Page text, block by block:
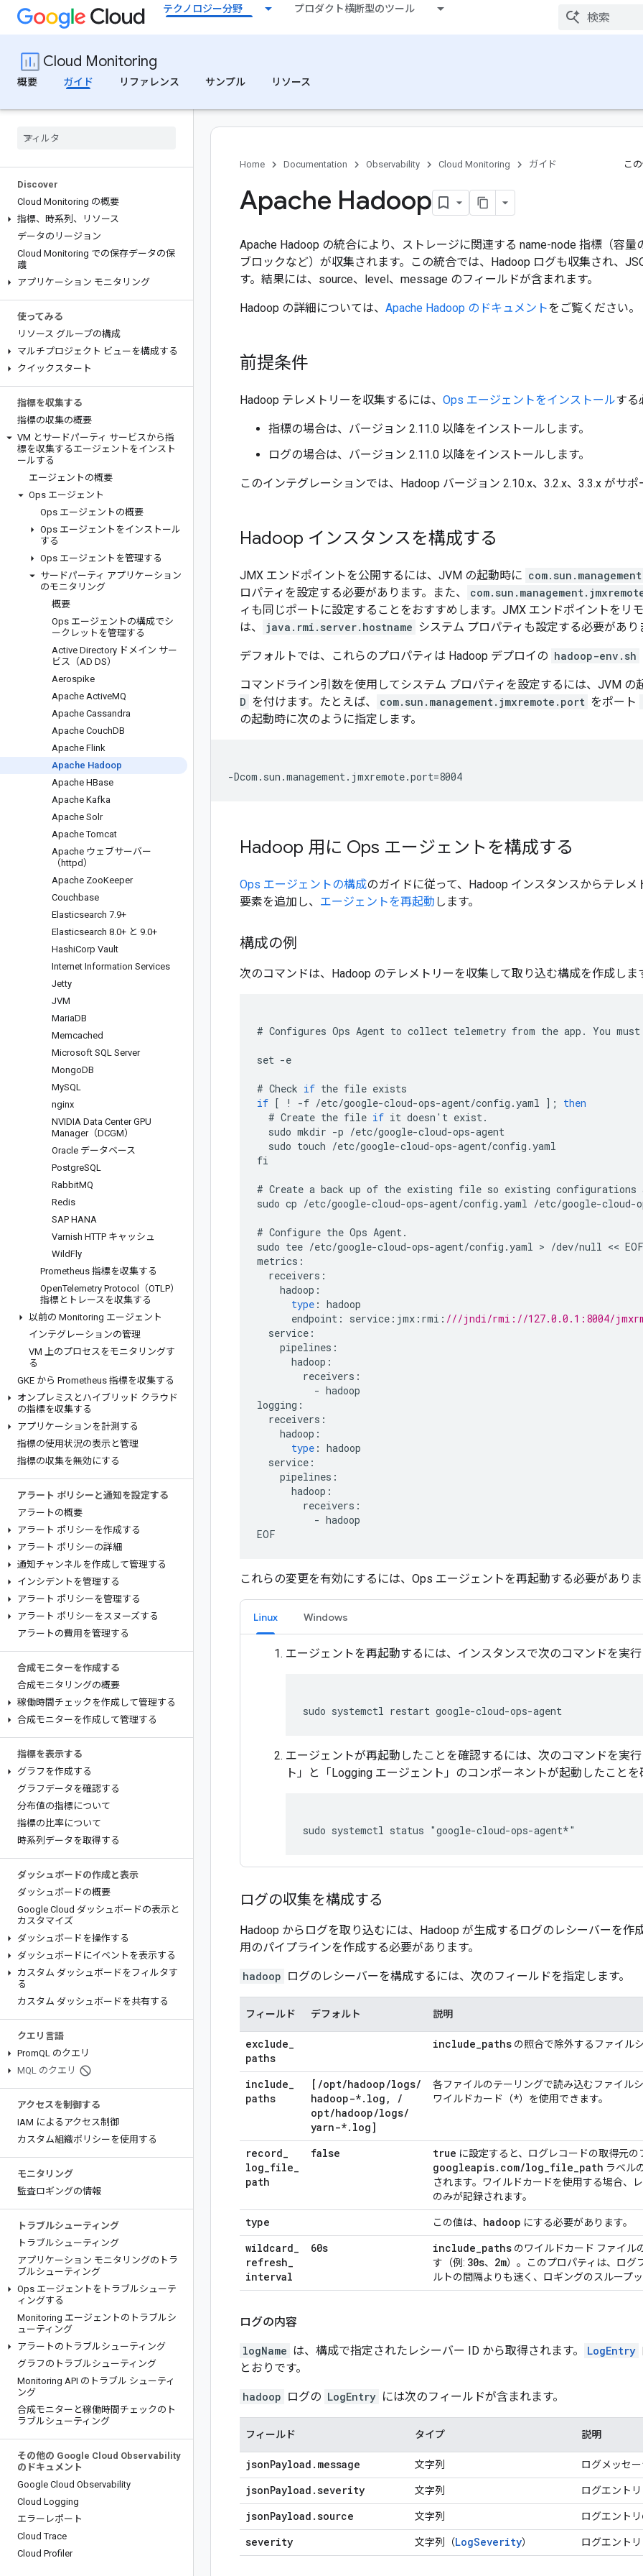
テクノロジー分野 プロダクト横断型のツール
Cloud Monitoring
概要
ガイド リファレンス サンプル リソース
Discover
Cloud Monitoring の概要
指標、時系列、リソース
データのリージョン
Cloud Monitoring での保存データの保
護
アプリケーション モニタリング
使ってみる
リソース グループの構成
マルチプロジェクト ビューを構成する
クイックスタート
指標を収集する
指標の収集の概要
VM とサードパーティ サービスから指
標を収集するエージェントをインスト
ールする
エージェントの概要
Ops エージェント
Ops エージェントの概要
Ops エージェントをインストール
する
Ops エージェントを管理する
サードパーティ アプリケーション
のモニタリング
概要
Ops エージェントの構成でシ
ークレットを管理する
Active Directory ドメイン サー
ビス（AD DS）
Aerospike
Apache ActiveMQ
Apache Cassandra
Apache CouchDB
Apache Flink
Apache Hadoop
Apache HBase
Apache Kafka
Apache Solr
Apache Tomcat
Apache ウェブサーバー
（httpd）
Apache ZooKeeper
Couchbase
Elasticsearch 7.9+
Elasticsearch 8.0+ と 9.0+
HashiCorp Vault
Internet Information Services
Jetty
JVM
MariaDB
Memcached
Microsoft SQL Server
MongoDB
MySQL
nginx
NVIDIA Data Center GPU
Manager（DCGM）
Oracle データベース
PostgreSQL
RabbitMQ
Redis
SAP HANA
Varnish HTTP キャッシュ
WildFly
Prometheus 指標を収集する
OpenTelemetry Protocol（OTLP）
指標とトレースを収集する
以前の Monitoring エージェント
インテグレーションの管理
VM 上のプロセスをモニタリングす
る
GKE から Prometheus 指標を収集する
オンプレミスとハイブリッド クラウド
の指標を収集する
アプリケーションを計測する
指標の使用状況の表示と管理
指標の収集を無効にする
アラート ポリシーと通知を設定する
アラートの概要
アラート ポリシーを作成する
アラート ポリシーの詳細
通知チャンネルを作成して管理する
インシデントを管理する
アラート ポリシーを管理する
アラート ポリシーをスヌーズする
アラートの費用を管理する
合成モニターを作成する
合成モニタリングの概要
稼働時間チェックを作成して管理する
合成モニターを作成して管理する
指標を表示する
グラフを作成する
グラフデータを確認する
分布値の指標について
指標の比率について
時系列データを取得する
ダッシュボードの作成と表示
ダッシュボードの概要
Google Cloud ダッシュボードの表示と
カスタマイズ
ダッシュボードを操作する
ダッシュボードにイベントを表示する
カスタム ダッシュボードをフィルタす
る
カスタム ダッシュボードを共有する
クエリ言語
PromQL のクエリ
MQL のクエリ
アクセスを制御する
IAM によるアクセス制御
カスタム組織ポリシーを使用する
モニタリング
監査ロギングの情報
トラブルシューティング
トラブルシューティング
アプリケーション モニタリングのトラ
ブルシューティング
Ops エージェントをトラブルシューテ
ィングする
Monitoring エージェントのトラブルシ
ューティング
アラートのトラブルシューティング
グラフのトラブルシューティング
Monitoring API のトラブル シューティ
ング
合成モニターと稼働時間チェックのト
ラブルシューティング
その他の Google Cloud Observability
のドキュメント
Google Cloud Observability
Cloud Logging
エラーレポート
Cloud Trace
Cloud Profiler
Home Documentation Observability Cloud Monitoring ガイド こ
Apache Hadoop
Apache Hadoop の統合により、ストレージに関連する name-node 指標（容量
ブロックなど）が収集されます。この統合では、Hadoop ログも収集され、
す。結果には、source、level、message のフィールドが含まれます。
Hadoop の詳細については、 Apache Hadoop のドキュメントをご覧ください。
前提条件
Hadoop テレメトリーを収集するには、 Ops エージェントをインストールする
指標の場合は、バージョン 2.11.0 以降をインストールします。
ログの場合は、バージョン 2.11.0 以降をインストールします。
このインテグレーションでは、Hadoop バージョン 2.10.x、3.2.x、3.3.x がサポ
Hadoop インスタンスを構成する
JMX エンドポイントを公開するには、JVM の起動時に
ロパティを設定する必要があります。また、
ィも同じポートに設定することをおすすめします。JMX エンドポイントをリ
は、
java.rmi.server.hostname システム プロパティも設定する必要があり
デフォルトでは、これらのプロパティは Hadoop デプロイの hadoop-env.sh
コマンドライン引数を使用してシステム プロパティを設定するには、JVM の
D を付けます。たとえば、 com.sun.management.jmxremote.port をポート
の起動時に次のように指定します。
Hadoop 用に Ops エージェントを構成する
Ops エージェントの構成のガイドに従って、Hadoop インスタンスからテレ
要素を追加し、 エージェントを再起動 します。
構成の例
次のコマンドは、Hadoop のテレメトリーを収集して取り込む構成を作成しま
# Configures Ops Agent to collect telemetry from the app . You must
set -e
# Check if the file exists
if [ ! -f /etc/google-cloud-ops-agent/config .yaml ];
then
# Create the file if it doesn ' t exist.
sudo mkdir -p /etc/google-cloud-ops-agent
sudo touch /etc/google-cloud-ops-agent/config .yaml
fi
# Create a back up of the existing file so existing configurations
sudo cp /etc/google-cloud-ops-agent/config .yaml /etc/google-cloud-
# Configure the Ops Agent.
sudo tee /etc/google-cloud-ops-agent/config .yaml > /dev/null << EOF
metrics :
receivers :
hadoop :
type : hadoop
endpoint : service : jmx : rmi : ///jndi/rmi://127.0.0.1:8004/
service :
pipelines :
hadoop :
receivers :
- hadoop
logging :
receivers :
hadoop :
type : hadoop
service :
pipelines :
hadoop :
receivers :
- hadoop
EOF
これらの変更を有効にするには、Ops エージェントを再起動する必要がありま
Linux Windows
エージェントを再起動するには、インスタンスで次のコマンドを実行
エージェントが再起動したことを確認するには、次のコマンドを実
ト」と「Logging エージェント」のコンポーネントが起動したことを
ログの収集を構成する
Hadoop からログを取り込むには、Hadoop が生成するログのレシーバーを作
用のパイプラインを作成する必要があります。
hadoop ログのレシーバーを構成するには、次のフィールドを指定します。
フィールド デフォルト 説明
exclude_
paths
include_paths の照合で除外するファイル
include_
paths
[ /opt/hadoop/logs/
hadoop-*. log ,
/
opt/hadoop/logs/
yarn-*. log]
各ファイルのテーリングで読み込むファイル
ワイルドカード（*）を使用できます。
record_
log_file_
path
false true に設定すると、ログレコードの取得元の
googleapis. com/log_file_path ラベル
されます。ワイルドカードを使用する場合、
のみが記録されます。
type この値は、 hadoop にする必要があります。
wildcard_
refresh_
interval
60s include_paths のワイルドカード ファイル
す（例: 30s、 2m）。このプロパティは、ログ
ルトの間隔よりも速く、ロギングのスループ
ログの内容
logName は、構成で指定されたレシーバー ID から取得されます。 LogEntry
とおりです。
hadoop ログの LogEntry には次のフィールドが含まれます。
フィールド タイプ 説明
jsonPayload . message 文字列 ログメッセー
jsonPayload .severity 文字列 ログエント
jsonPayload .source 文字列 ログエント
severity 文字列（LogSeverity） ログエントリ